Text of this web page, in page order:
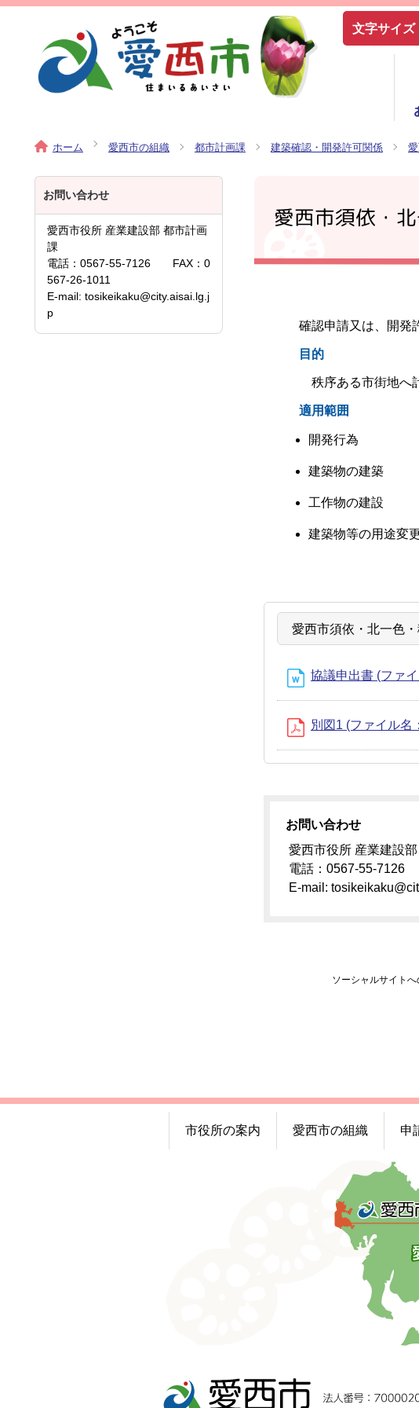
文字サイズ
ホーム 愛西市の組織 都市計画課 建築確認・開発許可関係
愛西市須依・
確認申請又は、開発
目的
秩序ある市街地へ
適用範囲
開発行為
建築物の建築
工作物の建設
建築物等の用途変
愛西市須依・北一色
協議申出書 (ファ
別図1 (ファイル名
お問い合わせ
愛西市役所 産業建設
電話：0567-55-
E-mail:
お問い合わせ
愛西市役所 産業建設部 都市計画
課
電話：0567-55-7126 FAX：0
567-26-1011
E-mail: tosikeikaku@city.aisai.lg.j
p
ソーシャルサイト
市役所の案内 愛西市の組織 申